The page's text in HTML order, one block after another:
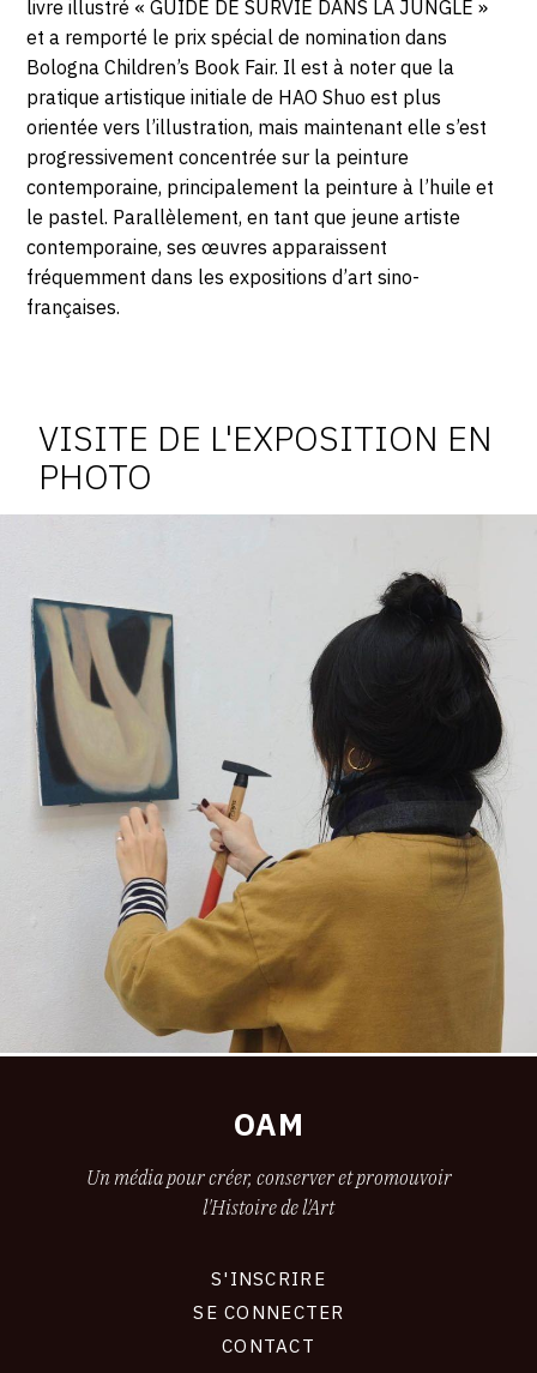
livre illustré « GUIDE DE SURVIE DANS LA JUNGLE »
et a remporté le prix spécial de nomination dans
Bologna Children’s Book Fair. Il est à noter que la
pratique artistique initiale de HAO Shuo est plus
orientée vers l’illustration, mais maintenant elle s’est
progressivement concentrée sur la peinture
contemporaine, principalement la peinture à l’huile et
le pastel. Parallèlement, en tant que jeune artiste
contemporaine, ses œuvres apparaissent
fréquemment dans les expositions d’art sino-
françaises.
l'exposition
VISITE DE L'EXPOSITION EN
PHOTO
OAM
Un média pour créer, conserver et promouvoir
l'Histoire de l'Art
S'INSCRIRE
SE CONNECTER
CONTACT